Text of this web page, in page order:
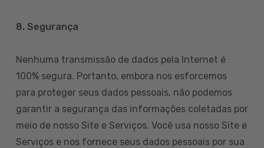
8. Segurança
Nenhuma transmissão de dados pela Internet é
100% segura. Portanto, embora nos esforcemos
para proteger seus dados pessoais, não podemos
garantir a segurança das informações coletadas por
meio de nosso Site e Serviços. Você usa nosso Site e
Serviços e nos fornece seus dados pessoais por sua